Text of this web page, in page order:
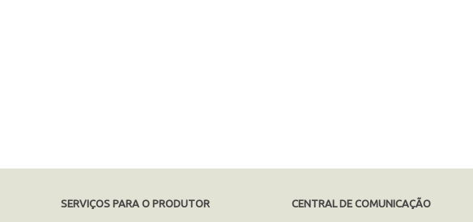
SERVIÇOS PARA O PRODUTOR CENTRAL DE COMUNICAÇÃO